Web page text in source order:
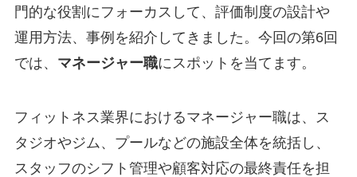
門的な役割にフォーカスして、評価制度の設計や
運用方法、事例を紹介してきました。今回の第6回
では、 マネージャー職にスポットを当てます。
フィットネス業界におけるマネージャー職は、ス
タジオやジム、プールなどの施設全体を統括し、
スタッフのシフト管理や顧客対応の最終責任を担